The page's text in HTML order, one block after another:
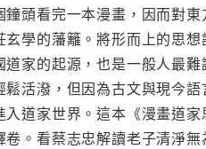
頭看完一本漫畫，因而對
學的藩籬。將形而上的思
家的起源，也是一般人最
活潑，但因為古文與現今
道家世界。這本《漫畫道
。看蔡志忠解讀老子清淨